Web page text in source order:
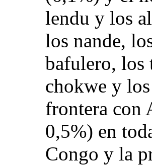
lendu y los
los nande,
bafulero, los
chokwe y
frontera con
0,5%) en
Congo y la